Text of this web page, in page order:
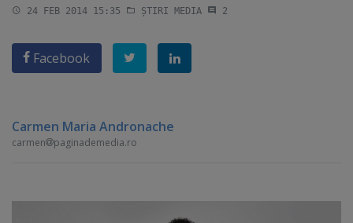
24 FEB 2014 15:35 ȘTIRI MEDIA 2
Facebook
Carmen Maria Andronache
carmen paginademedia.ro